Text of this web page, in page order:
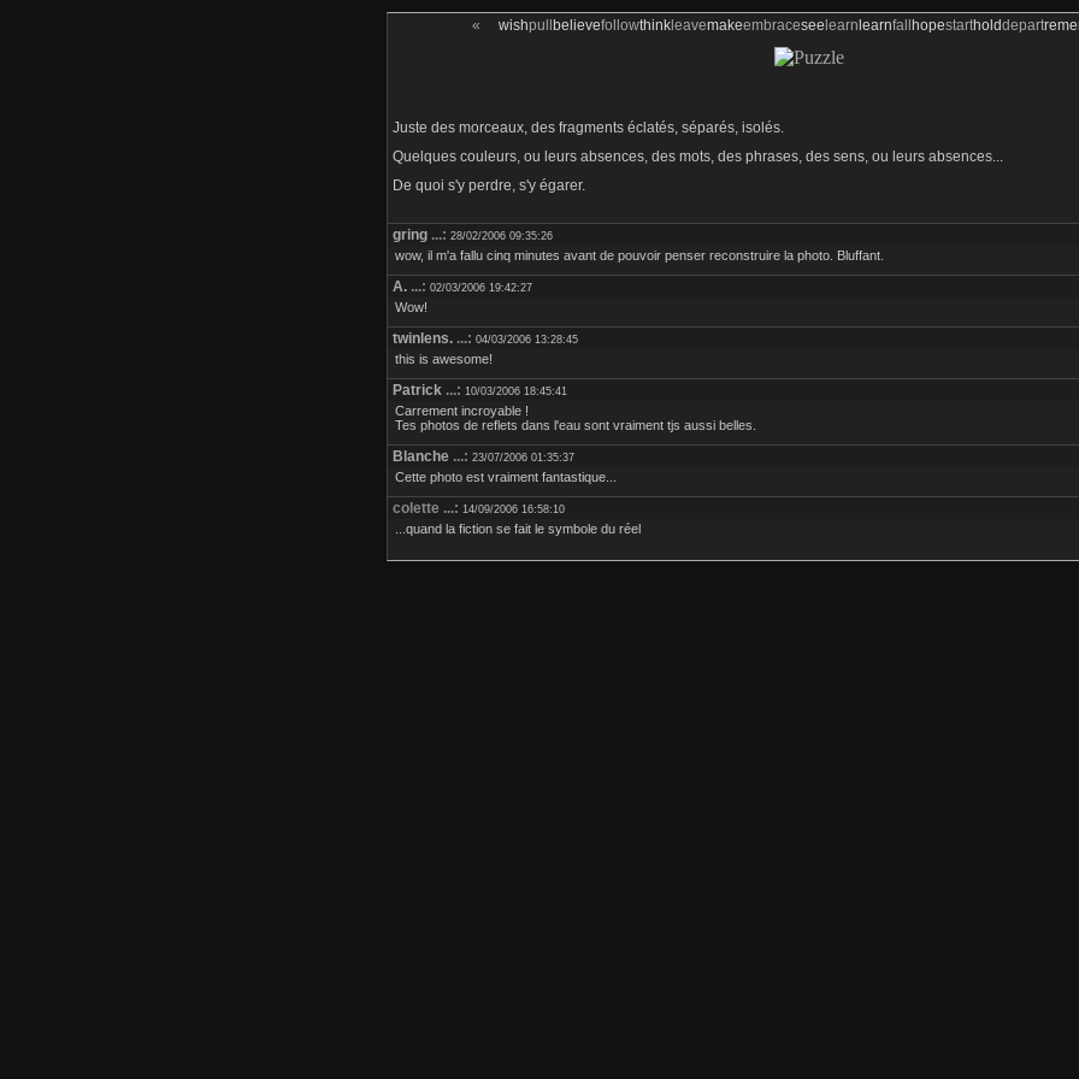
« wishpull believefollowthinkleavemakeembracesee learn learnfall hopestartholddepart
Juste des morceaux, des fragments éclatés, séparés, isolés.
Quelques couleurs, ou leurs absences, des mots, des phrases, des sens, ou leurs absences...
De quoi s'y perdre, s'y égarer.
gring ...: 28/02/2006 09:35:26
wow, il m'a fallu cinq minutes avant de pouvoir penser reconstruire la photo. Bluffant.
A. ...: 02/03/2006 19:42:27
Wow!
twinlens. ...: 04/03/2006 13:28:45
this is awesome!
Patrick ...: 10/03/2006 18:45:41
Carrement incroyable !
Tes photos de reflets dans l'eau sont vraiment tjs aussi belles.
Blanche ...: 23/07/2006 01:35:37
Cette photo est vraiment fantastique...
colette ...: 14/09/2006 16:58:10
...quand la fiction se fait le symbole du réel